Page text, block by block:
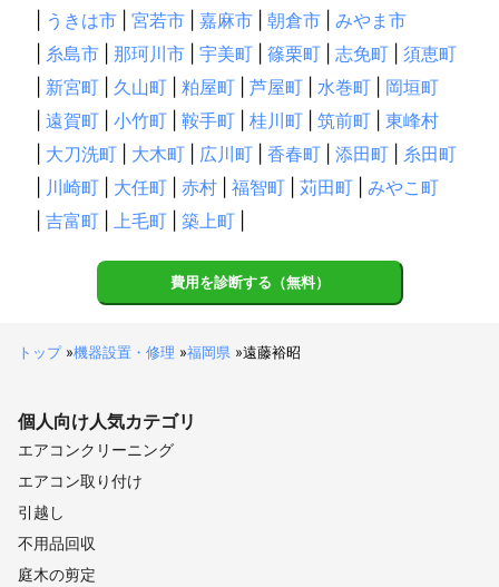
うきは市 宮若市 嘉麻市 朝倉市
みやま市
糸島市 那珂川市 宇美町 篠栗町 志免町
須恵町
新宮町 久山町 粕屋町 芦屋町 水巻町
岡垣町
遠賀町 小竹町 鞍手町 桂川町 筑前町
東峰村
大刀洗町 大木町 広川町 香春町 添田町
糸田町
川崎町 大任町 赤村 福智町 苅田町
みやこ町
吉富町 上毛町 築上町
費用を診断する（無料）
トップ»機器設置・修理 »福岡県 »遠藤裕昭
個人向け人気カテゴリ
エアコンクリーニング
エアコン取り付け
引越し
不用品回収
庭木の剪定